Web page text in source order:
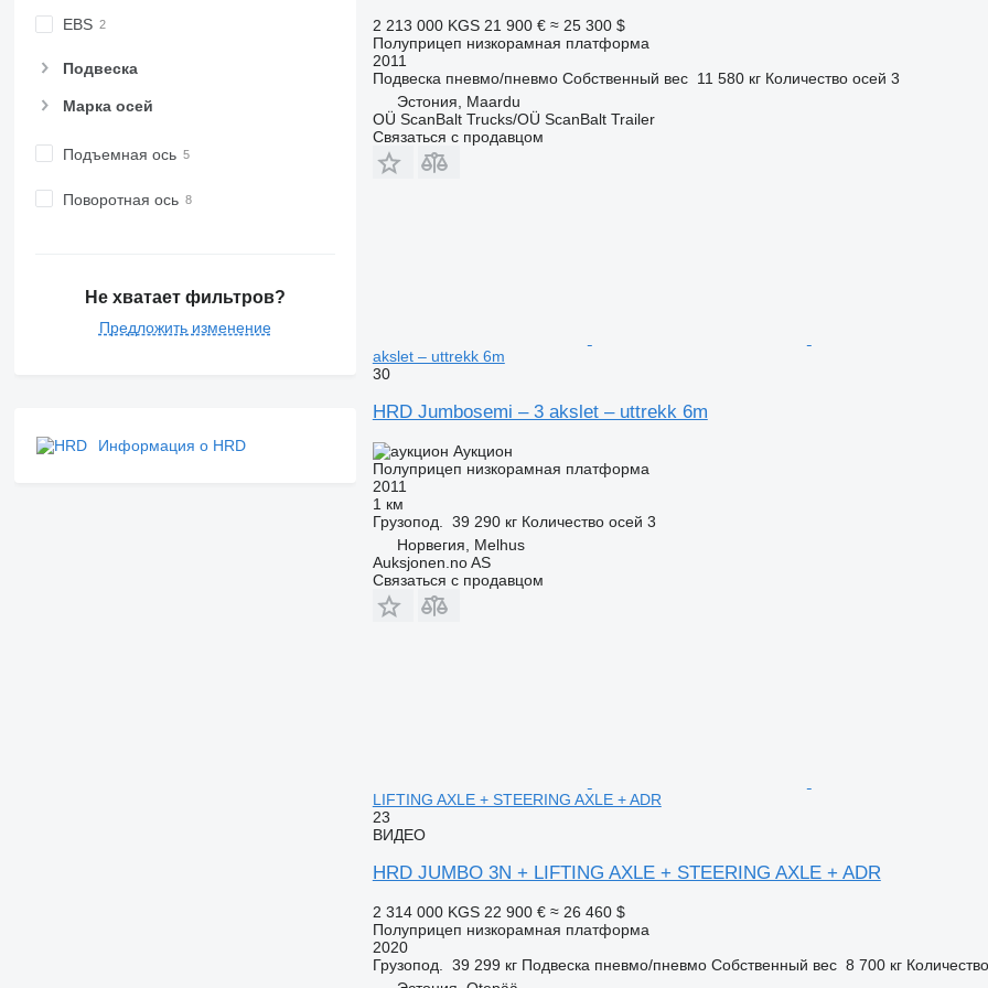
EBS
Подвеска
Марка осей
Подъемная ось
Поворотная ось
Не хватает фильтров?
Предложить изменение
Информация о HRD
2 213 000 KGS 21 900 € ≈ 25 300 $
Полуприцеп низкорамная платформа
2011
Подвеска пневмо/пневмо Собственный вес 11 580 кг Количество осей 3
Эстония, Maardu
OÜ ScanBalt Trucks/OÜ ScanBalt Trailer
Связаться с продавцом
akslet – uttrekk 6m
30
HRD Jumbosemi – 3 akslet – uttrekk 6m
Аукцион
Полуприцеп низкорамная платформа
2011
1 км
Грузопод.
39 290 кг Количество осей 3
Норвегия, Melhus
Auksjonen.no AS
Связаться с продавцом
LIFTING AXLE + STEERING AXLE + ADR
23
ВИДЕО
HRD JUMBO 3N + LIFTING AXLE + STEERING AXLE + ADR
2 314 000 KGS 22 900 € ≈ 26 460 $
Полуприцеп низкорамная платформа
2020
Грузопод.
39 299 кг Подвеска пневмо/пневмо Собственный вес 8 700 кг